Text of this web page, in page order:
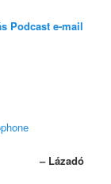
Podcast e-mail
– Lázadó